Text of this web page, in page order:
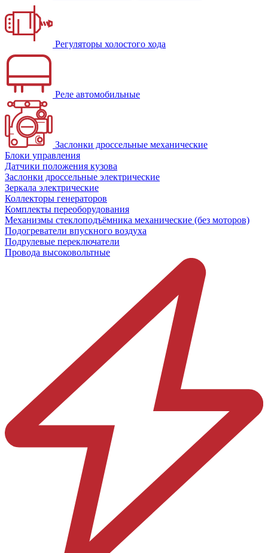
Регуляторы холостого хода
Реле автомобильные
Заслонки дроссельные механические
Блоки управления
Датчики положения кузова
Заслонки дроссельные электрические
Зеркала электрические
Коллекторы генераторов
Комплекты переоборудования
Механизмы стеклоподъёмника механические (без моторов)
Подогреватели впускного воздуха
Подрулевые переключатели
Провода высоковольтные